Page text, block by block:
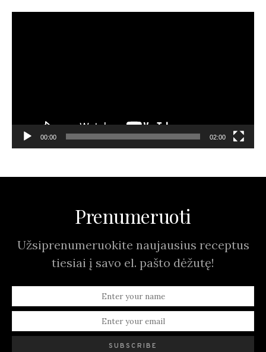
00:00 02:00
Prenumeruoti
Užsiprenumeruokite naujausius receptus
tiesiai į savo el. pašto dėžutę!
SUBSCRIBE